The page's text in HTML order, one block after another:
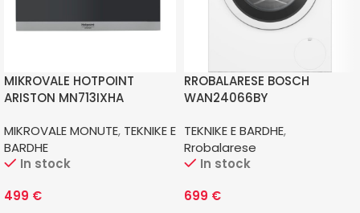
MIKROVALE HOTPOINT
ARISTON MN713IXHA
MIKROVALE MONUTE, TEKNIKE E
BARDHE
In stock
499 €
RROBALARESE BOSCH
WAN24066BY
TEKNIKE E BARDHE,
Rrobalarese
In stock
699 €